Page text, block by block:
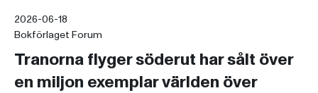
2026-06-18
Bokförlaget Forum
Tranorna flyger söderut har sålt över
en miljon exemplar världen över